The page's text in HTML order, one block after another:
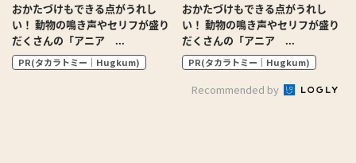
おかたづけもできる点がうれし
い！ 動物の鳴き声やセリフが盛り
だくさんの「アニア ...
PR(タカラトミー｜Hugkum)
おかたづけもできる点がうれし
い！ 動物の鳴き声やセリフが盛り
だくさんの「アニア ...
PR(タカラトミー｜Hugkum)
Recommended by